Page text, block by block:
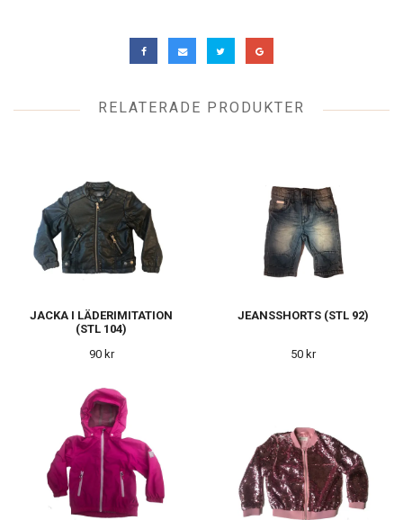
RELATERADE PRODUKTER
JACKA I LÄDERIMITATION
(STL 104)
90 kr
JEANSSHORTS (STL 92)
50 kr